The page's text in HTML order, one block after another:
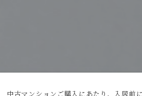
中古マンションご購入にあたり、入居前